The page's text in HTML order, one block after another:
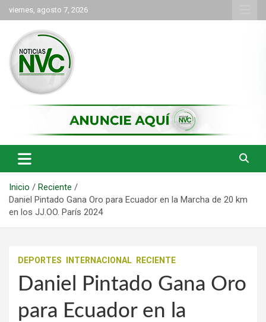
Saltar
al
contenido
viernes, agosto 7, 2026
NVC Noticias
Inicio
Reciente
Daniel Pintado Gana Oro para Ecuador en la Marcha de 20 km
en los JJ.OO. París 2024
DEPORTES INTERNACIONAL RECIENTE
Daniel Pintado Gana Oro
para Ecuador en la